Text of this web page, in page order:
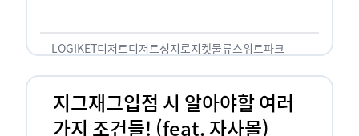
LOGIKET디저트디저트성지로지켓물류스위트파크
지그재그입점 시 알아야할 여러
가지 조건들! (feat. 자사몰)